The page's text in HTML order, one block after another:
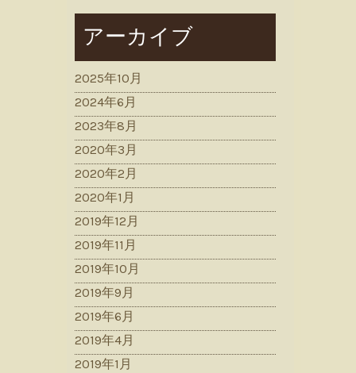
アーカイブ
2025年10月
2024年6月
2023年8月
2020年3月
2020年2月
2020年1月
2019年12月
2019年11月
2019年10月
2019年9月
2019年6月
2019年4月
2019年1月